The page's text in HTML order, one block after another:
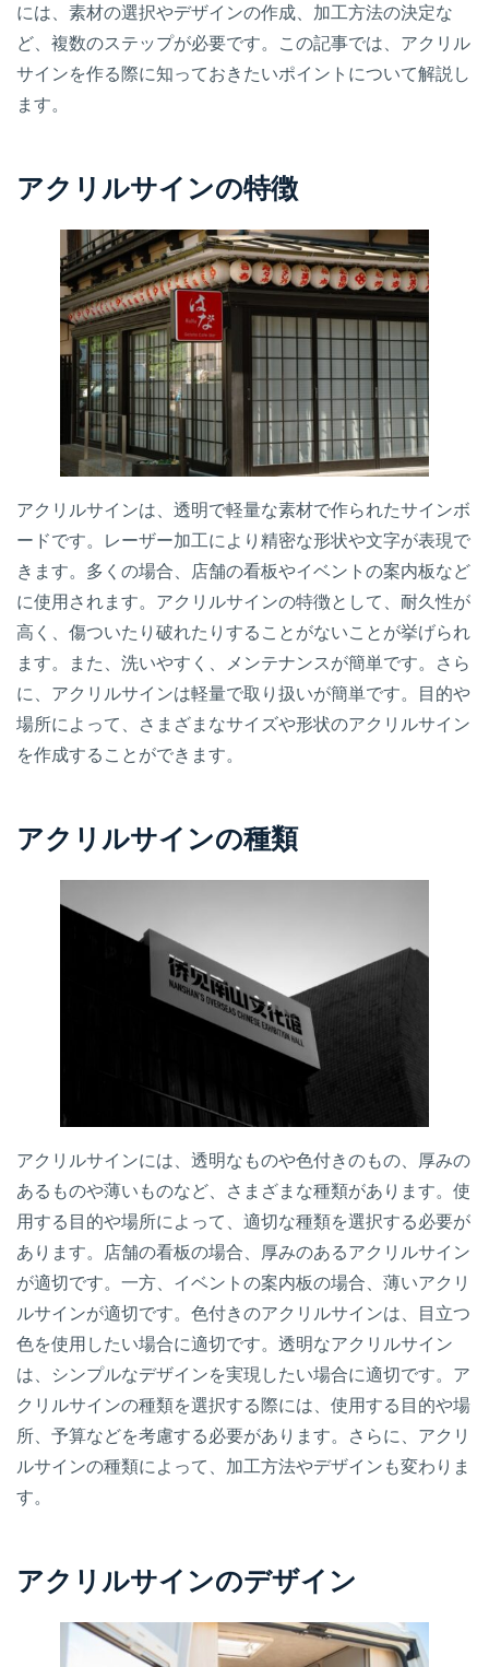
には、素材の選択やデザインの作成、加工方法の決定な
ど、複数のステップが必要です。この記事では、アクリル
サインを作る際に知っておきたいポイントについて解説し
ます。
アクリルサインの特徴
アクリルサインは、透明で軽量な素材で作られたサインボ
ードです。レーザー加工により精密な形状や文字が表現で
きます。多くの場合、店舗の看板やイベントの案内板など
に使用されます。アクリルサインの特徴として、耐久性が
高く、傷ついたり破れたりすることがないことが挙げられ
ます。また、洗いやすく、メンテナンスが簡単です。さら
に、アクリルサインは軽量で取り扱いが簡単です。目的や
場所によって、さまざまなサイズや形状のアクリルサイン
を作成することができます。
アクリルサインの種類
アクリルサインには、透明なものや色付きのもの、厚みの
あるものや薄いものなど、さまざまな種類があります。使
用する目的や場所によって、適切な種類を選択する必要が
あります。店舗の看板の場合、厚みのあるアクリルサイン
が適切です。一方、イベントの案内板の場合、薄いアクリ
ルサインが適切です。色付きのアクリルサインは、目立つ
色を使用したい場合に適切です。透明なアクリルサイン
は、シンプルなデザインを実現したい場合に適切です。ア
クリルサインの種類を選択する際には、使用する目的や場
所、予算などを考慮する必要があります。さらに、アクリ
ルサインの種類によって、加工方法やデザインも変わりま
す。
アクリルサインのデザイン